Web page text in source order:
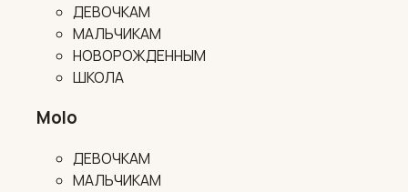
ДЕВОЧКАМ
МАЛЬЧИКАМ
НОВОРОЖДЕННЫМ
ШКОЛА
Molo
ДЕВОЧКАМ
МАЛЬЧИКАМ